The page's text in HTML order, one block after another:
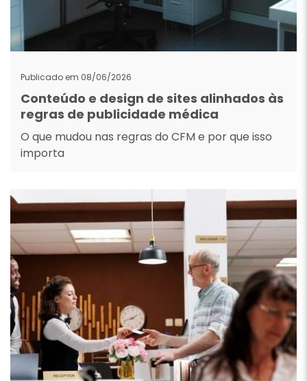
Publicado em 08/06/2026
Conteúdo e design de sites alinhados às
regras de publicidade médica
O que mudou nas regras do CFM e por que isso
importa